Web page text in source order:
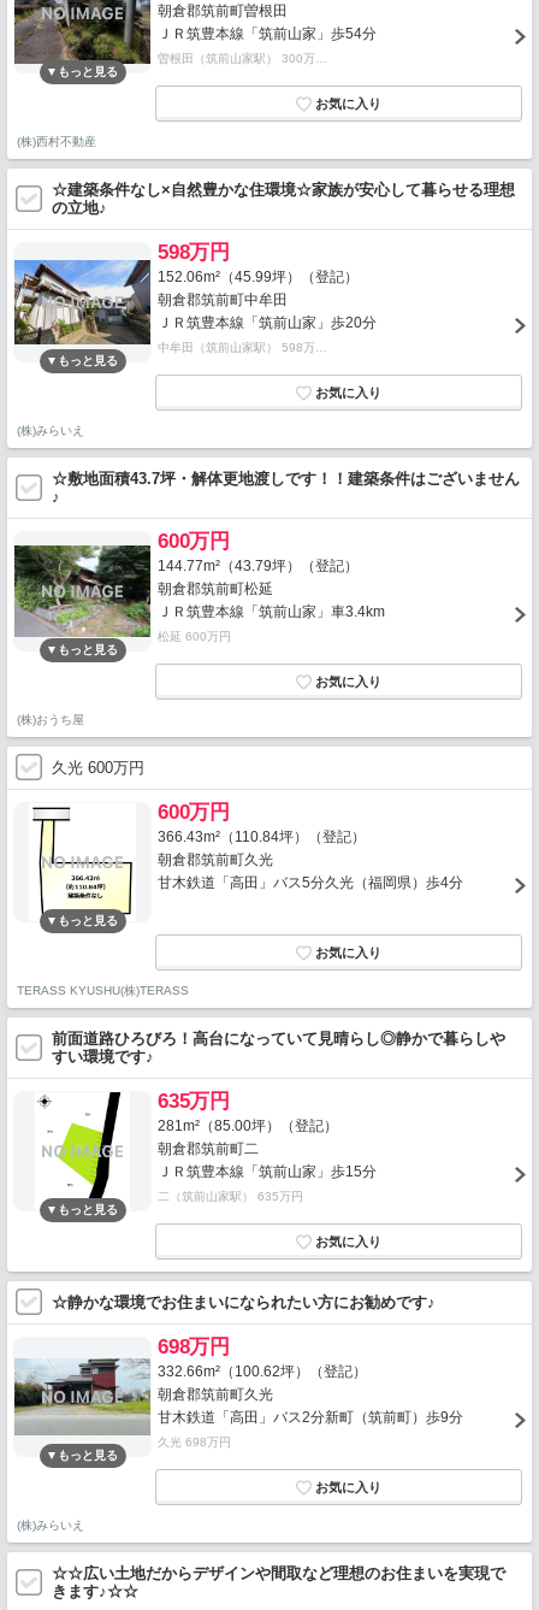
朝倉郡筑前町曽根田
ＪＲ筑豊本線「筑前山家」歩54分
曽根田（筑前山家駅） 300万…
(株)西村不動産
☆建築条件なし×自然豊かな住環境☆家族が安心して暮らせる理想
の立地♪
598万円
152.06m²（45.99坪）（登記）
朝倉郡筑前町中牟田
ＪＲ筑豊本線「筑前山家」歩20分
中牟田（筑前山家駅） 598万…
(株)みらいえ
☆敷地面積43.7坪・解体更地渡しです！！建築条件はございません
♪
600万円
144.77m²（43.79坪）（登記）
朝倉郡筑前町松延
ＪＲ筑豊本線「筑前山家」車3.4km
松延 600万円
(株)おうち屋
久光 600万円
600万円
366.43m²（110.84坪）（登記）
朝倉郡筑前町久光
甘木鉄道「高田」バス5分久光（福岡県）歩4分
TERASS KYUSHU(株)TERASS
前面道路ひろびろ！高台になっていて見晴らし◎静かで暮らしや
すい環境です♪
635万円
281m²（85.00坪）（登記）
朝倉郡筑前町二
ＪＲ筑豊本線「筑前山家」歩15分
二（筑前山家駅） 635万円
☆静かな環境でお住まいになられたい方にお勧めです♪
698万円
332.66m²（100.62坪）（登記）
朝倉郡筑前町久光
甘木鉄道「高田」バス2分新町（筑前町）歩9分
久光 698万円
(株)みらいえ
☆☆広い土地だからデザインや間取など理想のお住まいを実現で
きます♪☆☆